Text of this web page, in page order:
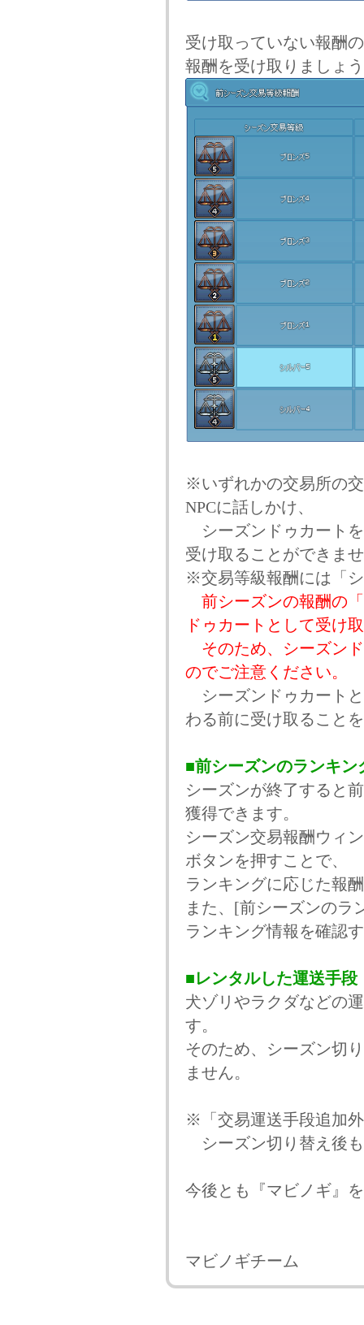
受け取っていない報酬
報酬を受け取りましょ
※いずれかの交易所の
NPCに話しかけ、
シーズンドゥカート
受け取ることができま
※交易等級報酬には「
前シーズンの報酬の
ドゥカートとして受け
そのため、シーズン
のでご注意ください。
シーズンドゥカート
わる前に受け取ること
■前シーズンのランキン
シーズンが終了すると
獲得できます。
シーズン交易報酬ウィ
ボタンを押すことで、
ランキングに応じた報
また、[前シーズンのラ
ランキング情報を確認
■レンタルした運送手段
犬ゾリやラクダなどの
す。
そのため、シーズン切
ません。
※「交易運送手段追加
シーズン切り替え後
今後とも『マビノギ』
マビノギチーム